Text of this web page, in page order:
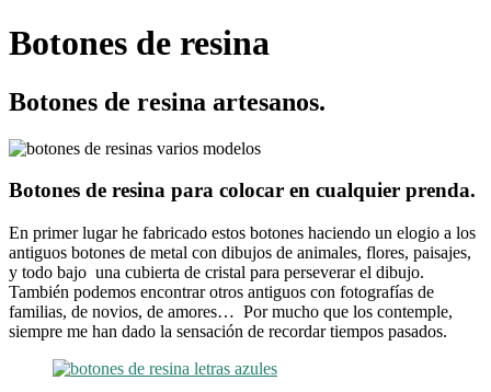
Botones de resina
Botones de resina artesanos.
Botones de resina para colocar en cualquier prenda.
En primer lugar he fabricado estos botones haciendo un elogio a los
antiguos botones de metal con dibujos de animales, flores, paisajes,
y todo bajo una cubierta de cristal para perseverar el dibujo.
También podemos encontrar otros antiguos con fotografías de
familias, de novios, de amores… Por mucho que los contemple,
siempre me han dado la sensación de recordar tiempos pasados.